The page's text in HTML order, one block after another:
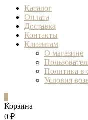
Каталог
Оплата
Доставка
Контакты
Клиентам
О магазине
Политика в
Условия
Корзина
0 ₽